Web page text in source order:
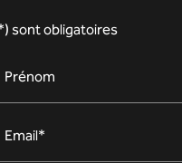
sont obligatoires
Prénom
Email*